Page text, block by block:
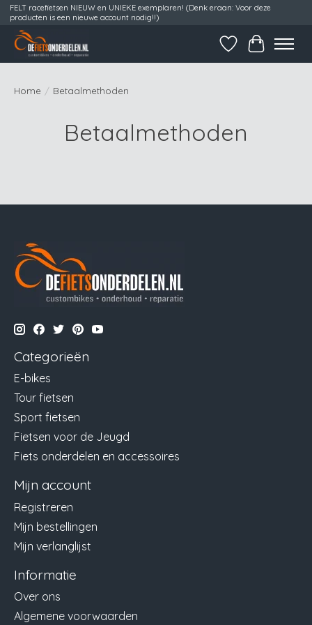
FELT racefietsen NIEUW en UNIEKE exemplaren! (Denk eraan: Voor deze
producten is een nieuwe account nodig!!)
Verlanglijst
Home / Betaalmethoden
Betaalmethoden
Categorieën
E-bikes
Tour fietsen
Sport fietsen
Fietsen voor de Jeugd
Fiets onderdelen en accessoires
Mijn account
Registreren
Mijn bestellingen
Mijn verlanglijst
Informatie
Over ons
Algemene voorwaarden